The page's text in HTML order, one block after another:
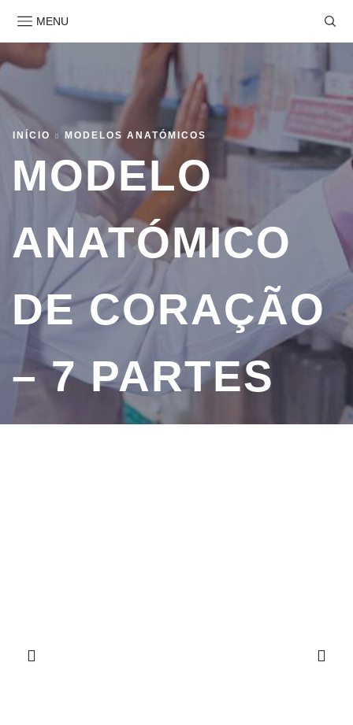
MENU
INÍCIO MODELOS ANATÓMICOS
MODELO
ANATÓMICO
DE CORAÇÃO
– 7 PARTES